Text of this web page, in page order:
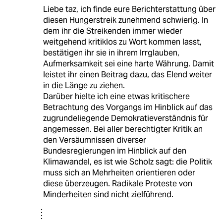
Liebe taz, ich finde eure Berichterstattung über
diesen Hungerstreik zunehmend schwierig. In
dem ihr die Streikenden immer wieder
weitgehend kritiklos zu Wort kommen lasst,
bestätigen ihr sie in ihrem Irrglauben,
Aufmerksamkeit sei eine harte Währung. Damit
leistet ihr einen Beitrag dazu, das Elend weiter
in die Länge zu ziehen.
Darüber hielte ich eine etwas kritischere
Betrachtung des Vorgangs im Hinblick auf das
zugrundeliegende Demokratieverständnis für
angemessen. Bei aller berechtigter Kritik an
den Versäumnissen diverser
Bundesregierungen im Hinblick auf den
Klimawandel, es ist wie Scholz sagt: die Politik
muss sich an Mehrheiten orientieren oder
diese überzeugen. Radikale Proteste von
Minderheiten sind nicht zielführend.